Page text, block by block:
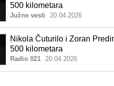
500 kilometara
Južne vesti 20.04.2026
Nikola Čuturilo i Zoran
500 kilometara
Radio 021 20.04.2026